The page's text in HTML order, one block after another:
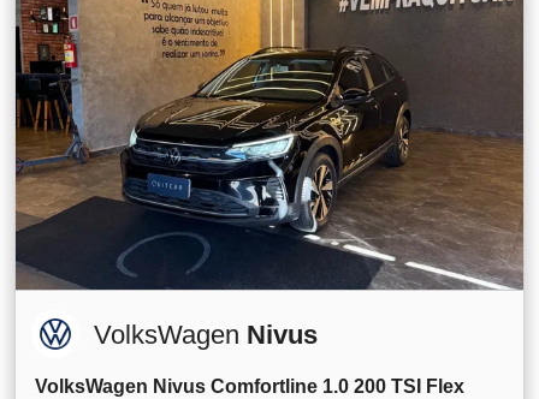
VolksWagen Nivus
VolksWagen Nivus Comfortline 1.0 200 TSI Flex